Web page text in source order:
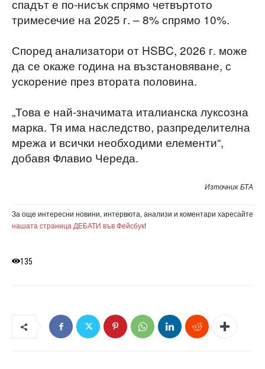
спадът е по-нисък спрямо четвъртото
тримесечие на 2025 г. – 8% спрямо 10%.
Според анализатори от HSBC, 2026 г. може
да се окаже година на възстановяване, с
ускорение през втората половина.
„Това е най-значимата италианска луксозна
марка. Тя има наследство, разпределителна
мрежа и всички необходими елементи“,
добавя Флавио Череда.
Източник БТА
За още интересни новини, интервюта, анализи и коментари харесайте
нашата страница ДЕБАТИ във Фейсбук!
135